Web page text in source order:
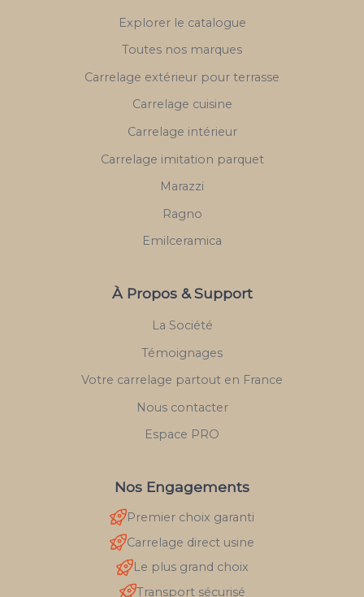
Explorer le catalogue
Toutes nos marques
Carrelage extérieur pour terrasse
Carrelage cuisine
Carrelage intérieur
Carrelage imitation parquet
Marazzi
Ragno
Emilceramica
À Propos & Support
La Société
Témoignages
Votre carrelage partout en France
Nous contacter
Espace PRO
Nos Engagements
Premier choix garanti
Carrelage direct usine
Le plus grand choix
Transport sécurisé